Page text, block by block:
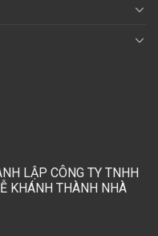
LẬP CÔNG TY TNHH
KHÁNH THÀNH NHÀ